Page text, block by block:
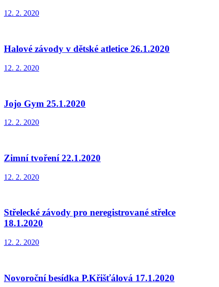
12. 2. 2020
Halové závody v dětské atletice 26.1.2020
12. 2. 2020
Jojo Gym 25.1.2020
12. 2. 2020
Zimní tvoření 22.1.2020
12. 2. 2020
Střelecké závody pro neregistrované střelce
18.1.2020
12. 2. 2020
Novoroční besídka P.Křišťálová 17.1.2020